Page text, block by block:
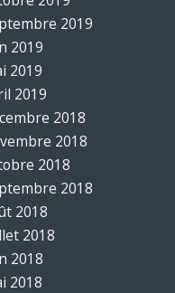
2019
2019
2019
2019
2018
2018
2018
2018
2018
2018
2018
2018